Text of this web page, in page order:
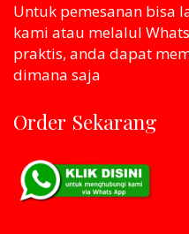
Untuk pemesanan bisa
kami atau melaluI
praktis, anda dapat
dimana saja
Order Sekarang